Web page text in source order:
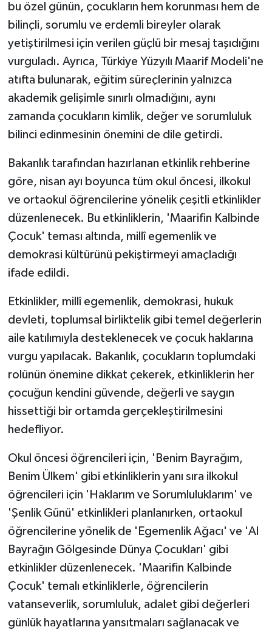
bu özel günün, çocukların hem korunması hem de
bilinçli, sorumlu ve erdemli bireyler olarak
yetiştirilmesi için verilen güçlü bir mesaj taşıdığını
vurguladı. Ayrıca, Türkiye Yüzyılı Maarif Modeli'ne
atıfta bulunarak, eğitim süreçlerinin yalnızca
akademik gelişimle sınırlı olmadığını, aynı
zamanda çocukların kimlik, değer ve sorumluluk
bilinci edinmesinin önemini de dile getirdi.
Bakanlık tarafından hazırlanan etkinlik rehberine
göre, nisan ayı boyunca tüm okul öncesi, ilkokul
ve ortaokul öğrencilerine yönelik çeşitli etkinlikler
düzenlenecek. Bu etkinliklerin, 'Maarifin Kalbinde
Çocuk' teması altında, millî egemenlik ve
demokrasi kültürünü pekiştirmeyi amaçladığı
ifade edildi.
Etkinlikler, millî egemenlik, demokrasi, hukuk
devleti, toplumsal birliktelik gibi temel değerlerin
aile katılımıyla desteklenecek ve çocuk haklarına
vurgu yapılacak. Bakanlık, çocukların toplumdaki
rolünün önemine dikkat çekerek, etkinliklerin her
çocuğun kendini güvende, değerli ve saygın
hissettiği bir ortamda gerçekleştirilmesini
hedefliyor.
Okul öncesi öğrencileri için, 'Benim Bayrağım,
Benim Ülkem' gibi etkinliklerin yanı sıra ilkokul
öğrencileri için 'Haklarım ve Sorumluluklarım' ve
'Şenlik Günü' etkinlikleri planlanırken, ortaokul
öğrencilerine yönelik de 'Egemenlik Ağacı' ve 'Al
Bayrağın Gölgesinde Dünya Çocukları' gibi
etkinlikler düzenlenecek. 'Maarifin Kalbinde
Çocuk' temalı etkinliklerle, öğrencilerin
vatanseverlik, sorumluluk, adalet gibi değerleri
günlük hayatlarına yansıtmaları sağlanacak ve